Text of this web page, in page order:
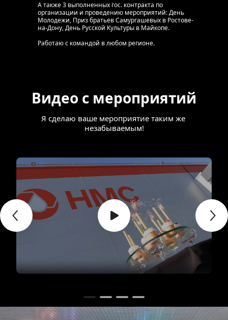
А также 3 выполненных гос. контракта по
организации и проведению мероприятий: День
Молодежи, Приз братьев Самургашевых в Ростове-
на-Дону, День Русской Культуры в Майкопе.
Работаю с командой в любом регионе.
Видео с мероприятий
Я сделаю ваше мероприятие таким же
незабываемым!